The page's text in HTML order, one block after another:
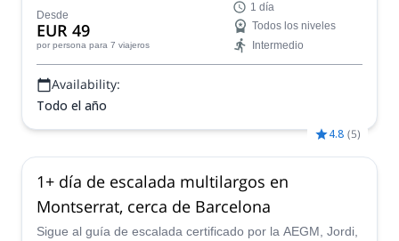
y descubre el increíble roquedo conglomerado de este
destino único.
Desde
EUR 49
por persona para 7 viajeros
1 día
Todos los niveles
Intermedio
Availability:
Todo el año
4.8 (5)
1+ día de escalada multilargos en
Montserrat, cerca de Barcelona
Sigue al guía de escalada certificado por la AEGM, Jordi,